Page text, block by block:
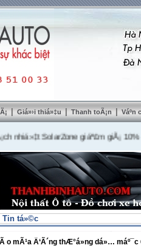
| Giá»›i thiá»‡u | Thanh toÃ¡n | Váº­n
SolarZone giáº£m giÃ¡ 10%---
Tin tá»©c
o mÃ¹a Ä‘Ã´ng thÆ°á»ng dá»…